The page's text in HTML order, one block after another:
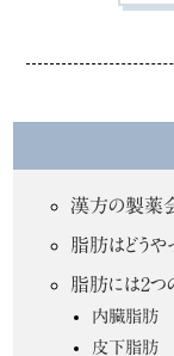
漢方の製薬
脂肪はどうや
脂肪には2つ
内臓脂肪
皮下脂肪